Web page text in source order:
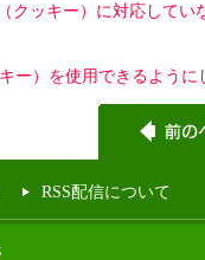
クッキー）に対応して
ー）を使用できるように
RSS配信について